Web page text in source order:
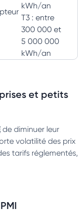
kWh/an
T3 : entre
300 000 et
5 000 000
kWh/an
et petits
de diminuer leur
volatilité des prix
tarifs réglementés,